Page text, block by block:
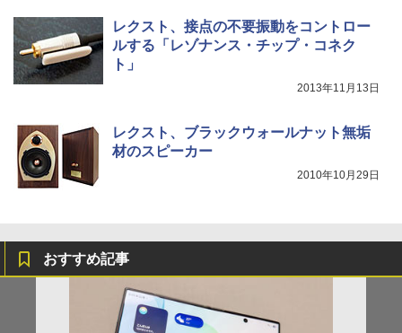
レクスト、接点の不要振動をコントロー
ルする「レゾナンス・チップ・コネク
ト」
2013年11月13日
レクスト、ブラックウォールナット無垢
材のスピーカー
2010年10月29日
おすすめ記事